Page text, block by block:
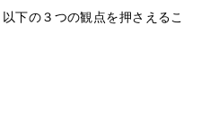
下の３つの観点を押さえるこ